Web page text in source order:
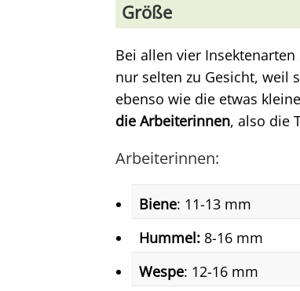
Größe
Bei allen vier Insektenarten
nur selten zu Gesicht, weil
ebenso wie die etwas
die Arbeiterinnen, also die
Arbeiterinnen:
Biene: 11-13 mm
Hummel: 8-16 mm
Wespe: 12-16 mm